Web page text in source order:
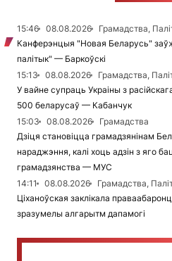
15:46 08.08.2026
Грамадства,
Канферэнцыя "Новая Беларусь"
палітык" — Баркоўскі
15:13
08.08.2026
Грамадства,
У вайне супраць Украіны з
500 беларусаў — Кабанчук
15:03
08.08.2026
Грамадства
Дзіця становіцца грамадзянінам
нараджэння, калі хоць адзін з яго
грамадзянства — МУС
14:11
08.08.2026
Грамадства,
Ціханоўская заклікала
зразумелы алгарытм дапамогі